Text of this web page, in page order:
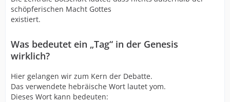
schöpferischen Macht Gottes
existiert.
Was bedeutet ein „Tag“ in der Genesis
wirklich?
Hier gelangen wir zum Kern der Debatte.
Das verwendete hebräische Wort lautet yom.
Dieses Wort kann bedeuten: